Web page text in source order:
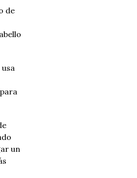
de
usa
un